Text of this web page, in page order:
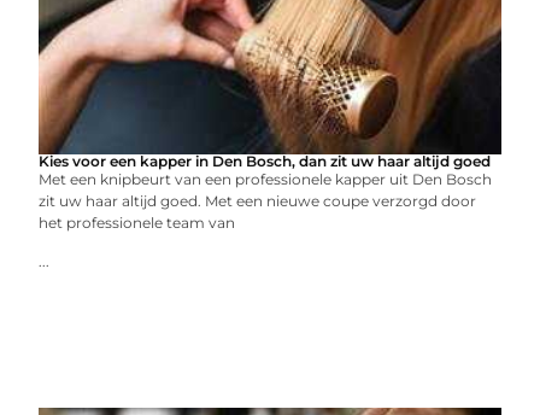
Kies voor een kapper in Den Bosch, dan zit uw haar altijd goed
Met een knipbeurt van een professionele kapper uit Den Bosch
zit uw haar altijd goed. Met een nieuwe coupe verzorgd door
het professionele team van
...